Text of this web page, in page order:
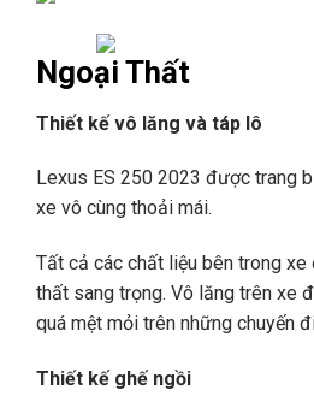
Ngoại Thất
Thiết kế vô lăng và táp lô
Lexus ES 250 2023 được trang
xe vô cùng thoải mái.
Tất cả các chất liệu bên trong
thất sang trọng. Vô lăng trên xe
quá mệt mỏi trên những chuyến
Thiết kế ghế ngồi